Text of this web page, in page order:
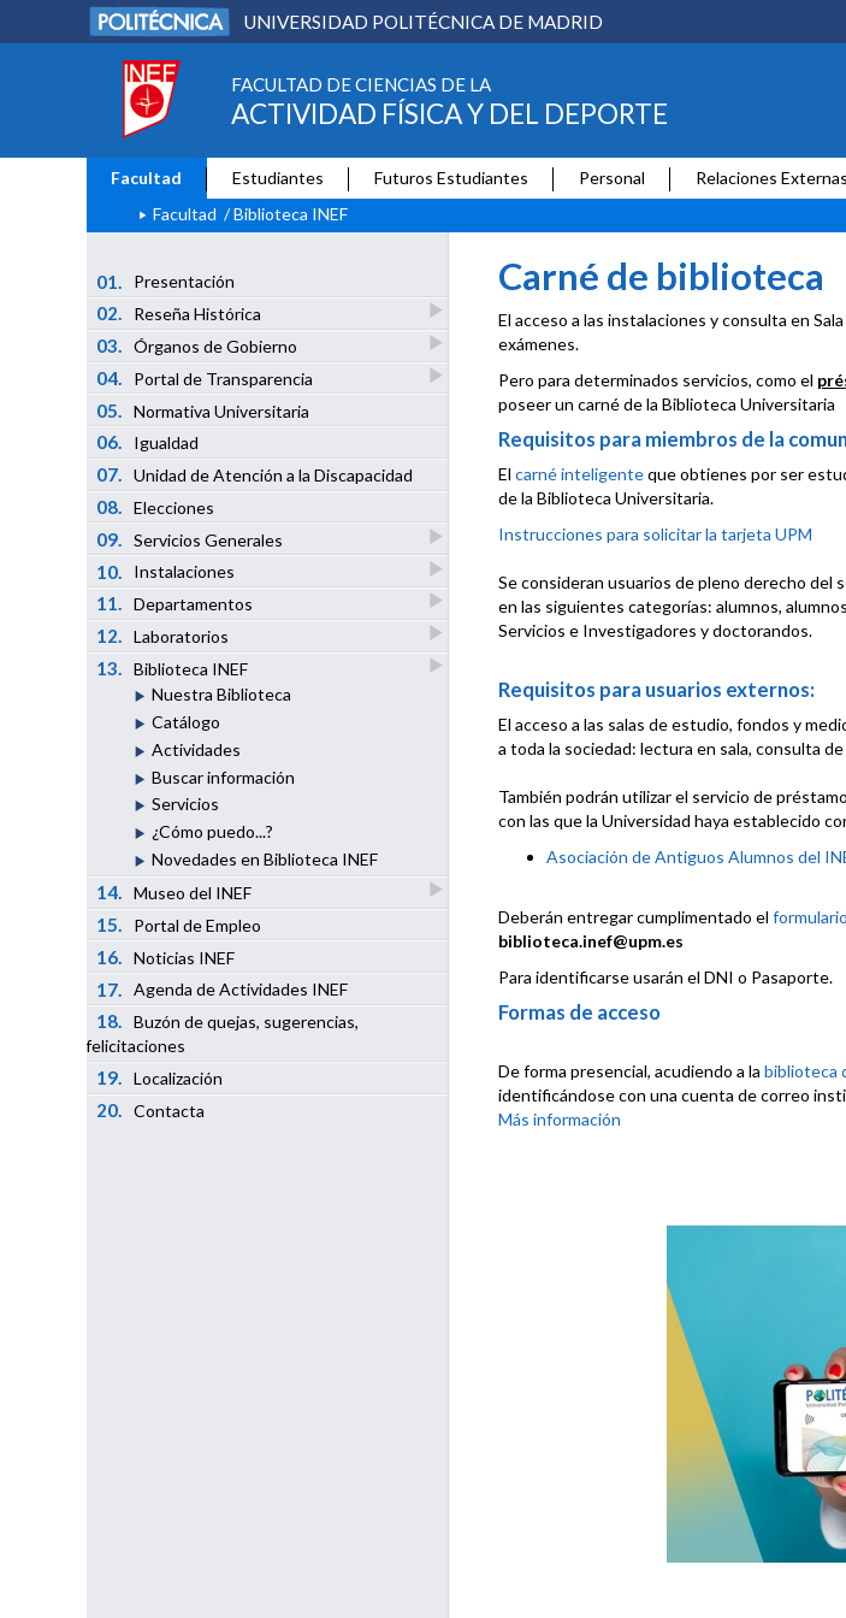
UNIVERSIDAD POLITÉCNICA DE MADRID
FACULTAD DE CIENCIAS DE LA
ACTIVIDAD FÍSICA Y DEL DEPORTE
Facultad Estudiantes Futuros Estudiantes Personal Relaciones Externas
Facultad /Biblioteca INEF
01. Presentación
02. Reseña Histórica
03. Órganos de Gobierno
04. Portal de Transparencia
05. Normativa Universitaria
06. Igualdad
07. Unidad de Atención a la Discapacidad
08. Elecciones
09. Servicios Generales
10. Instalaciones
11. Departamentos
12. Laboratorios
13.
Biblioteca INEF
Nuestra Biblioteca
Catálogo
Actividades
Buscar información
Servicios
¿Cómo puedo...?
Novedades en Biblioteca INEF
14. Museo del INEF
15. Portal de Empleo
16. Noticias INEF
17. Agenda de Actividades INEF
18.
Buzón de quejas, sugerencias,
felicitaciones
19. Localización
20. Contacta
Carné de biblioteca
El acceso a las instalaciones y consulta en
exámenes.
Pero para determinados servicios, como el
poseer un carné de la Biblioteca Universitaria
Requisitos para miembros de la
El carné inteligenteque obtienes por ser
de la Biblioteca Universitaria.
Instrucciones para solicitar la tarjeta UPM
Se consideran usuarios de pleno derecho del
en las siguientes categorías: alumnos,
Servicios e Investigadores y doctorandos.
Requisitos para usuarios externos:
El acceso a las salas de estudio, fondos y
a toda la sociedad: lectura en sala, consulta
También podrán utilizar el servicio de
con las que la Universidad haya establecido
Asociación de Antiguos Alumnos del
Deberán entregar cumplimentado el
biblioteca.inef@upm.es
Para identificarse usarán el DNI o Pasaporte.
Formas de acceso
De forma presencial, acudiendo a la biblioteca
identificándose con una cuenta de correo
Más información